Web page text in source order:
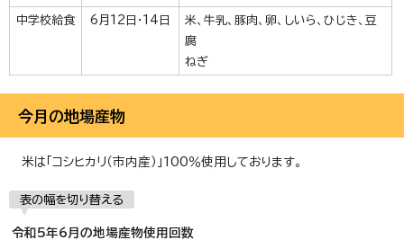
中学校給食 6月12日・14日
米、牛乳、豚肉、卵、しいら、ひじき、豆
腐
ねぎ
今月の地場産物
米は「コシヒカリ（市内産）」100％使用しております。
表の幅を切り替える
令和5年6月の地場産物使用回数